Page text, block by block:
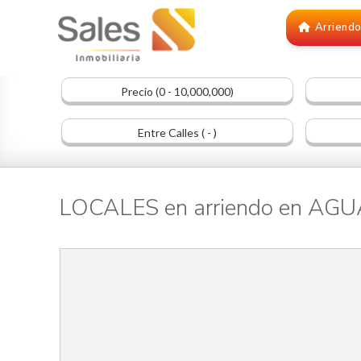
Arriendo
Precio (0 - 10,000,000)
Entre Calles ( - )
LOCALES en arriendo en